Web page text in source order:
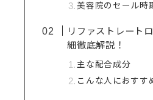
美容院のセール時
リファストレート
細徹底解説！
主な配合成分
こんな人におすす